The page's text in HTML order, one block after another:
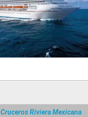
Cruceros Riviera Mexicana